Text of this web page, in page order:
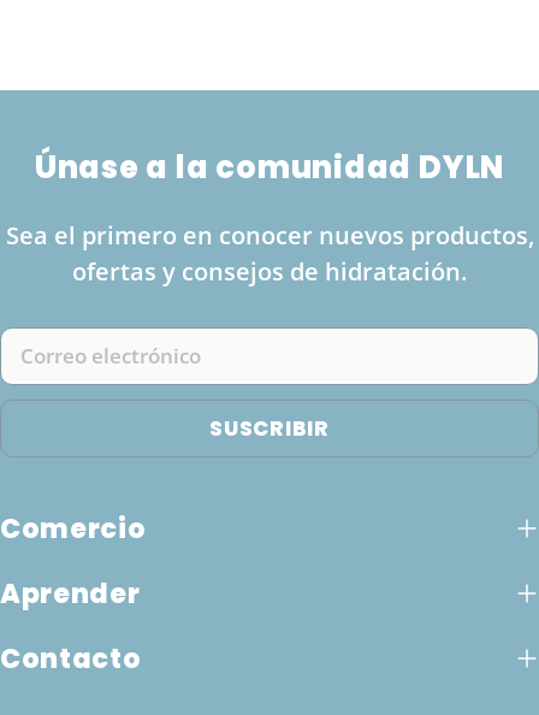
Únase a la comunidad DYLN
Sea el primero en conocer nuevos productos,
ofertas y consejos de hidratación.
Correo
electrónico
SUSCRIBIR
Comercio
Aprender
Contacto